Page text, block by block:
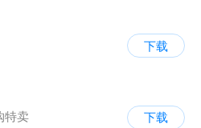
下载
特卖
下载